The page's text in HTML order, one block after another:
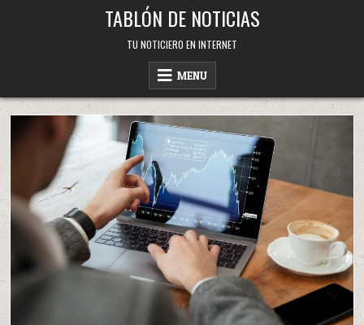
TABLÓN DE NOTICIAS
TU NOTICIERO EN INTERNET
MENU